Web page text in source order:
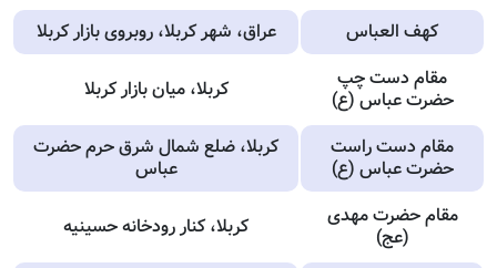
کهف العباس
عراق، شهر کربلا، روبروی بازار کربلا
مقام دست چپ
حضرت عباس (ع)
کربلا، میان بازار کربلا
مقام دست راست
حضرت عباس (ع)
کربلا، ضلع شمال شرق حرم حضرت
عباس
مقام حضرت مهدی
(عج)
کربلا، کنار رودخانه حسینیه